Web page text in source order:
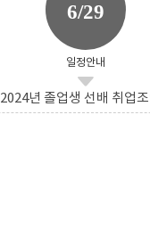
6/29
일정안내
2024년 졸업생 선배 취업